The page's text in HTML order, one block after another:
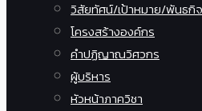
วิสัยทัศน์/เป้าหมาย/พันธกิ
โครงสร้างองค์กร
คำปฏิญาณวิศวกร
ผู้บริหาร
หัวหน้าภาควิชา